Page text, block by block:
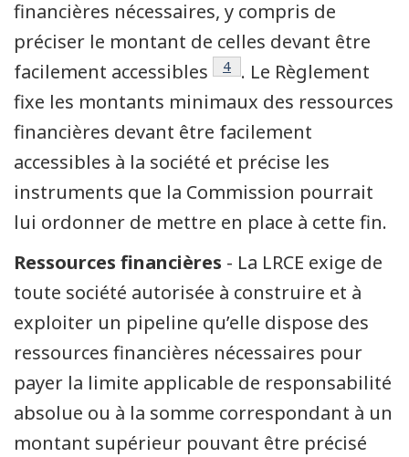
financières nécessaires, y compris de
préciser le montant de celles devant être
facilement accessibles
Note de bas de page
4 . Le Règlement
fixe les montants minimaux des ressources
financières devant être facilement
accessibles à la société et précise les
instruments que la Commission pourrait
lui ordonner de mettre en place à cette fin.
Ressources financières - La LRCE exige de
toute société autorisée à construire et à
exploiter un pipeline qu’elle dispose des
ressources financières nécessaires pour
payer la limite applicable de responsabilité
absolue ou à la somme correspondant à un
montant supérieur pouvant être précisé